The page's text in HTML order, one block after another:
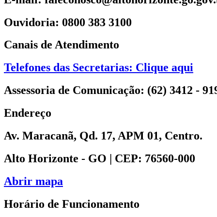
Ouvidoria: 0800 383 3100
Canais de Atendimento
Telefones das Secretarias: Clique aqui
Assessoria de Comunicação: (62) 3412 -
Endereço
Av. Maracanã, Qd. 17, APM 01, Centro.
Alto Horizonte - GO | CEP: 76560-000
Abrir mapa
Horário de Funcionamento